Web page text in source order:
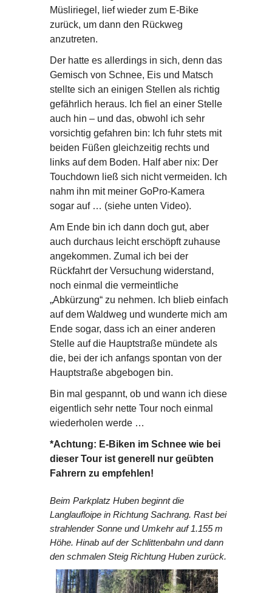
Müsliriegel, lief wieder zum E-Bike
zurück, um dann den Rückweg
anzutreten.
Der hatte es allerdings in sich, denn das
Gemisch von Schnee, Eis und Matsch
stellte sich an einigen Stellen als richtig
gefährlich heraus. Ich fiel an einer Stelle
auch hin – und das, obwohl ich sehr
vorsichtig gefahren bin: Ich fuhr stets mit
beiden Füßen gleichzeitig rechts und
links auf dem Boden. Half aber nix: Der
Touchdown ließ sich nicht vermeiden. Ich
nahm ihn mit meiner GoPro-Kamera
sogar auf … (siehe unten Video).
Am Ende bin ich dann doch gut, aber
auch durchaus leicht erschöpft zuhause
angekommen. Zumal ich bei der
Rückfahrt der Versuchung widerstand,
noch einmal die vermeintliche
„Abkürzung“ zu nehmen. Ich blieb einfach
auf dem Waldweg und wunderte mich am
Ende sogar, dass ich an einer anderen
Stelle auf die Hauptstraße mündete als
die, bei der ich anfangs spontan von der
Hauptstraße abgebogen bin.
Bin mal gespannt, ob und wann ich diese
eigentlich sehr nette Tour noch einmal
wiederholen werde …
*Achtung: E-Biken im Schnee wie bei
dieser Tour ist generell nur geübten
Fahrern zu empfehlen!
Beim Parkplatz Huben beginnt die
Langlaufloipe in Richtung Sachrang. Rast bei
strahlender Sonne und Umkehr auf 1.155 m
Höhe. Hinab auf der Schlittenbahn und dann
den schmalen Steig Richtung Huben zurück.